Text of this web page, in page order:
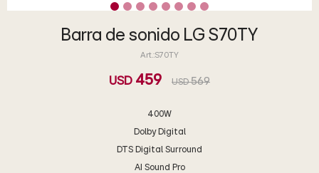
Barra de sonido LG S70TY
S70TY
USD 459 USD 569
400W
Dolby Digital
DTS Digital Surround
AI Sound Pro